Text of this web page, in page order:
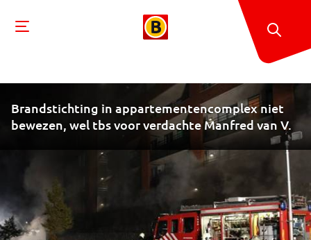
Brandstichting in appartementencomplex niet
bewezen, wel tbs voor verdachte Manfred van V.